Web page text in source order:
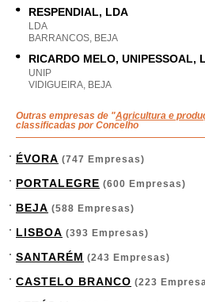
RESPENDIAL, LDA
LDA
BARRANCOS, BEJA
RICARDO MELO, UNIPESSOAL,
UNIP
VIDIGUEIRA, BEJA
Outras empresas de "Agricultura e
classificadas por Concelho
ÉVORA (747 Empresas)
PORTALEGRE (600 Empresas)
BEJA (588 Empresas)
LISBOA (393 Empresas)
SANTARÉM (243 Empresas)
CASTELO BRANCO (223